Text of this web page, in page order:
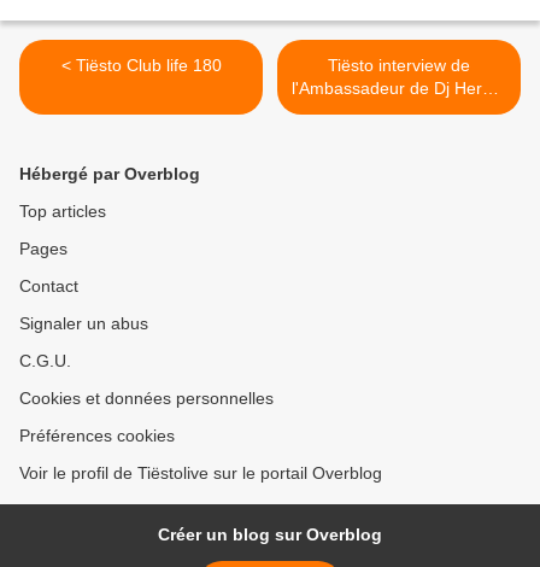
< Tiësto Club life 180
Tiësto interview de
l'Ambassadeur de Dj Hero 2
en video et en français >
Hébergé par Overblog
Top articles
Pages
Contact
Signaler un abus
C.G.U.
Cookies et données personnelles
Préférences cookies
Voir le profil de Tiëstolive sur le portail Overblog
Créer un blog sur Overblog